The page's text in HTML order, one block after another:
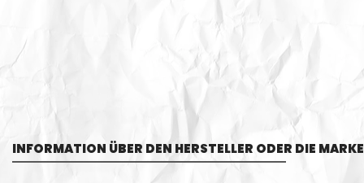
INFORMATION ÜBER DEN HERSTELLER ODER DIE MARKE